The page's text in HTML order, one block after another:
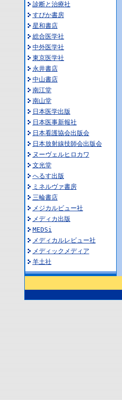
診断と治療社
すぴか書房
星和書店
総合医学社
中外医学社
東京医学社
永井書店
中山書店
南江堂
南山堂
日本医学出版
日本医事新報社
日本看護協会出版会
日本放射線技師会出版会
ヌーヴェルヒロカワ
文光堂
へるす出版
ミネルヴァ書房
三輪書店
メジカルビュー社
メディカ出版
MEDSi
メディカルレビュー社
メディックメディア
羊土社